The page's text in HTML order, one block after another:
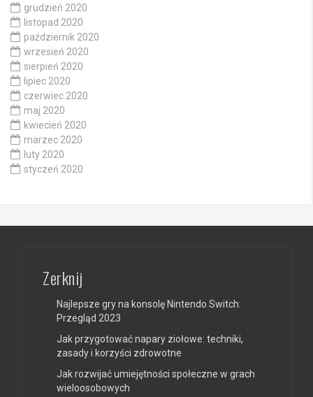
grudzień 2020
listopad 2020
październik 2020
wrzesień 2020
sierpień 2020
lipiec 2020
czerwiec 2020
maj 2020
kwiecień 2020
marzec 2020
luty 2020
styczeń 2020
Zerknij
Najlepsze gry na konsolę Nintendo Switch:
Przegląd 2023
Jak przygotować napary ziołowe: techniki,
zasady i korzyści zdrowotne
Jak rozwijać umiejętności społeczne w grach
wieloosobowych